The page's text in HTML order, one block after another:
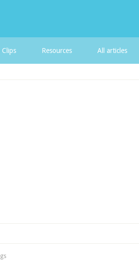
Clips Resources All articles